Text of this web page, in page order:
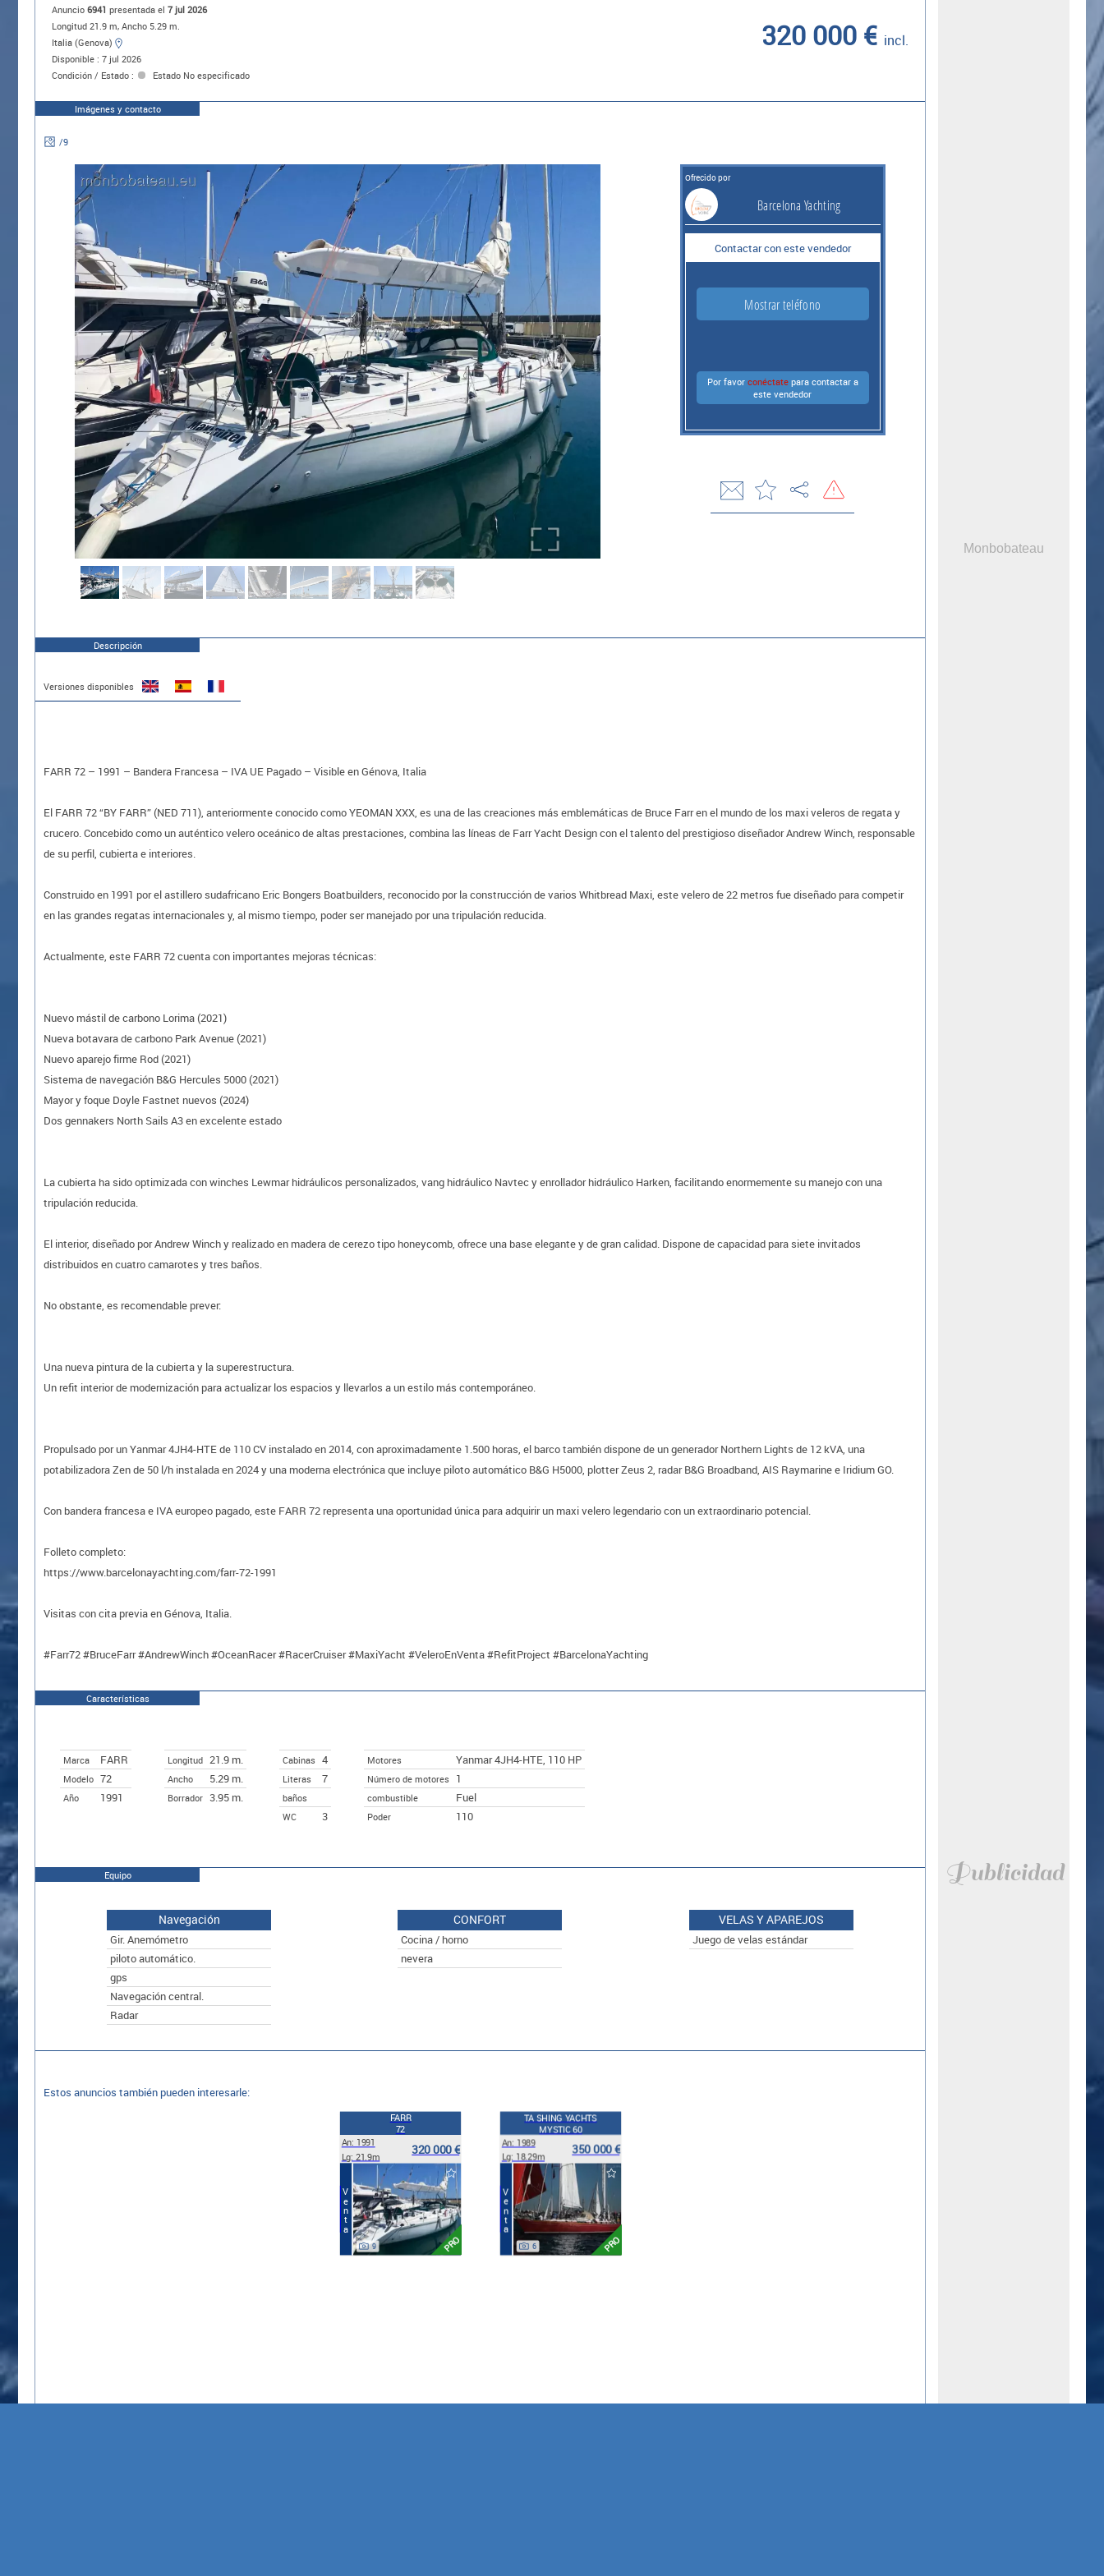
Anuncio 6941 presentada el 7 jul 2026
Longitud 21.9 m, Ancho 5.29 m.
Italia (Genova)
Disponible : 7 jul 2026
Condición / Estado :
Estado No especificado
320 000 € incl.
Imágenes y contacto
/9
Ofrecido por
Barcelona Yachting
Contactar con este vendedor
Mostrar teléfono
Por favor conéctatepara contactar a
este vendedor
Descripción
Versiones disponibles
FARR 72 – 1991 – Bandera Francesa – IVA UE Pagado – Visible en Génova, Italia
El FARR 72 “BY FARR” (NED 711), anteriormente conocido como YEOMAN XXX, es una de las creaciones más emblemáticas de Bruce Farr en el mundo de los maxi veleros de regata y
crucero. Concebido como un auténtico velero oceánico de altas prestaciones, combina las líneas de Farr Yacht Design con el talento del prestigioso diseñador Andrew Winch, responsable
de su perfil, cubierta e interiores.
Construido en 1991 por el astillero sudafricano Eric Bongers Boatbuilders, reconocido por la construcción de varios Whitbread Maxi, este velero de 22 metros fue diseñado para competir
en las grandes regatas internacionales y, al mismo tiempo, poder ser manejado por una tripulación reducida.
Actualmente, este FARR 72 cuenta con importantes mejoras técnicas:
Nuevo mástil de carbono Lorima (2021)
Nueva botavara de carbono Park Avenue (2021)
Nuevo aparejo firme Rod (2021)
Sistema de navegación B&G Hercules 5000 (2021)
Mayor y foque Doyle Fastnet nuevos (2024)
Dos gennakers North Sails A3 en excelente estado
La cubierta ha sido optimizada con winches Lewmar hidráulicos personalizados, vang hidráulico Navtec y enrollador hidráulico Harken, facilitando enormemente su manejo con una
tripulación reducida.
El interior, diseñado por Andrew Winch y realizado en madera de cerezo tipo honeycomb, ofrece una base elegante y de gran calidad. Dispone de capacidad para siete invitados
distribuidos en cuatro camarotes y tres baños.
No obstante, es recomendable prever:
Una nueva pintura de la cubierta y la superestructura.
Un refit interior de modernización para actualizar los espacios y llevarlos a un estilo más contemporáneo.
Propulsado por un Yanmar 4JH4-HTE de 110 CV instalado en 2014, con aproximadamente 1.500 horas, el barco también dispone de un generador Northern Lights de 12 kVA, una
potabilizadora Zen de 50 l/h instalada en 2024 y una moderna electrónica que incluye piloto automático B&G H5000, plotter Zeus 2, radar B&G Broadband, AIS Raymarine e Iridium GO.
Con bandera francesa e IVA europeo pagado, este FARR 72 representa una oportunidad única para adquirir un maxi velero legendario con un extraordinario potencial.
Folleto completo:
https://www.barcelonayachting.com/farr-72-1991
Visitas con cita previa en Génova, Italia.
#Farr72 #BruceFarr #AndrewWinch #OceanRacer #RacerCruiser #MaxiYacht #VeleroEnVenta #RefitProject #BarcelonaYachting
Características
Marca FARR
Modelo 72
Año 1991
Longitud 21.9 m.
Ancho 5.29 m.
Borrador 3.95 m.
Cabinas 4
Literas 7
baños
WC
3
Motores Yanmar 4JH4-HTE, 110 HP
Número de motores 1
combustible Fuel
Poder 110
Equipo
Navegación
Gir. Anemómetro
piloto automático.
gps
Navegación central.
Radar
CONFORT
Cocina / horno
nevera
VELAS Y APAREJOS
Juego de velas estándar
Estos anuncios también pueden interesarle:
FARR
72
An: 1991
Lg: 21.9m
320 000 €
Venta
PRO
9
TA SHING YACHTS
MYSTIC 60
An: 1989
Lg: 18.29m
350 000 €
Venta
PRO
6
Monbobateau
Publicidad